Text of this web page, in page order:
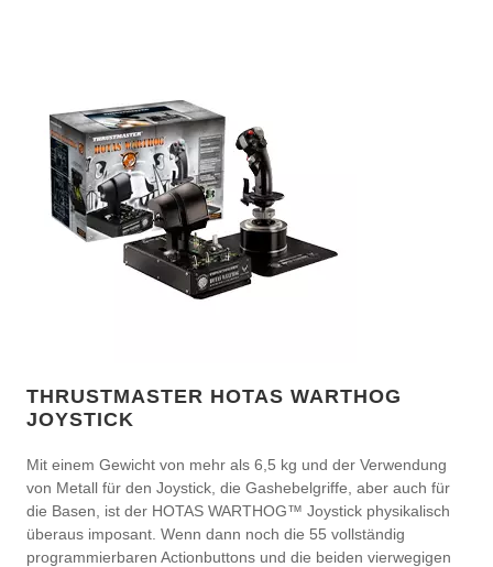
THRUSTMASTER HOTAS WARTHOG
JOYSTICK
Mit einem Gewicht von mehr als 6,5 kg und der Verwendung
von Metall für den Joystick, die Gashebelgriffe, aber auch für
die Basen, ist der HOTAS WARTHOG™ Joystick physikalisch
überaus imposant. Wenn dann noch die 55 vollständig
programmierbaren Actionbuttons und die beiden vierwegigen